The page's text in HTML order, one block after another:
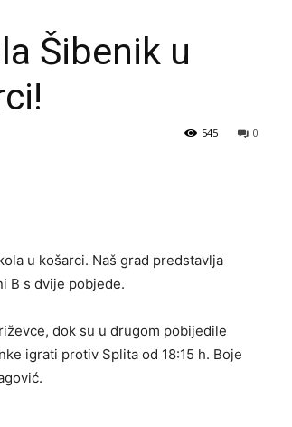
Šibenik u
0
545
u košarci. Naš grad predstavlja
B s dvije pobjede.
dok su u drugom pobijedile
igrati protiv Splita od 18:15 h. Boje